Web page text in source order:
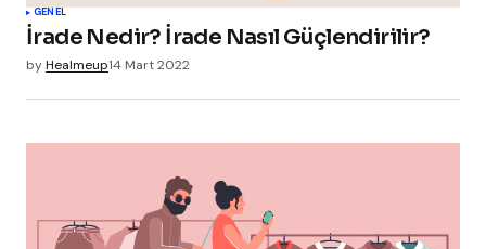
GENEL
İrade Nedir? İrade Nasıl Güçlendirilir?
byHealmeup14 Mart 2022